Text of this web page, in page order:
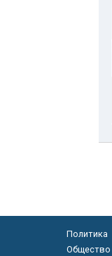
Политика
Общество